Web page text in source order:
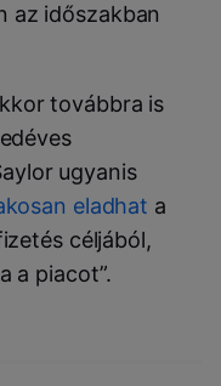
az időszakban
továbbra is
ugyanis
eladhat a
céljából,
a piacot”.